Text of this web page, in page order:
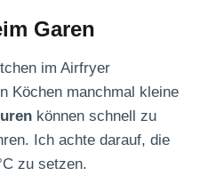
Garen
im Airfryer
Köchen manchmal kleine
können schnell zu
Ich achte darauf, die
zu setzen.